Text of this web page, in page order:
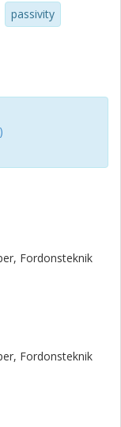
latency,
estimation using
result; hence, it
real-world
and
at the limits of
passivity
Fordonsteknik
Fordonsteknik